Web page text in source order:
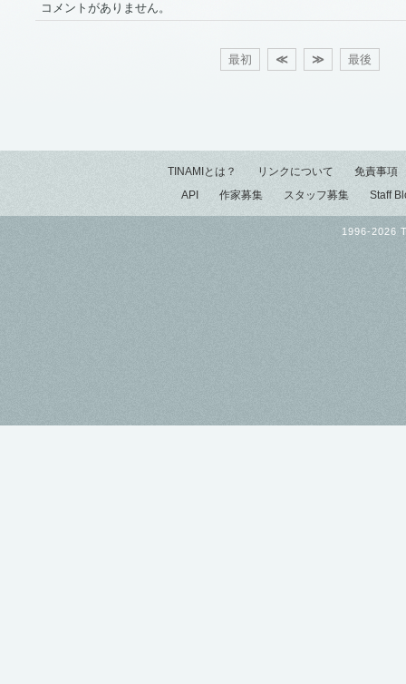
コメントがありません。
最初 ≪ ≫ 最後
TINAMIとは？ リンクについて
免責事項
API
作家募集 スタッフ募集 Staff
1996-2026